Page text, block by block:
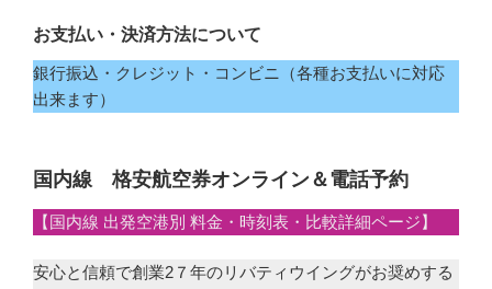
お支払い・決済方法について
銀行振込・クレジット・コンビニ（各種お支払いに対応
出来ます）
国内線 格安航空券オンライン＆電話予約
【国内線 出発空港別 料金・時刻表・比較詳細ページ】
安心と信頼で創業2７年のリバティウイングがお奨めする